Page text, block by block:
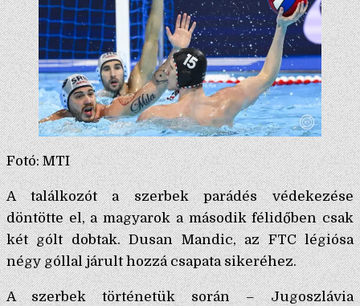
Fotó: MTI
A találkozót a szerbek parádés védekezése
döntötte el, a magyarok a második félidőben csak
két gólt dobtak. Dusan Mandic, az FTC légiósa
négy góllal járult hozzá csapata sikeréhez.
A szerbek történetük során – Jugoszlávia